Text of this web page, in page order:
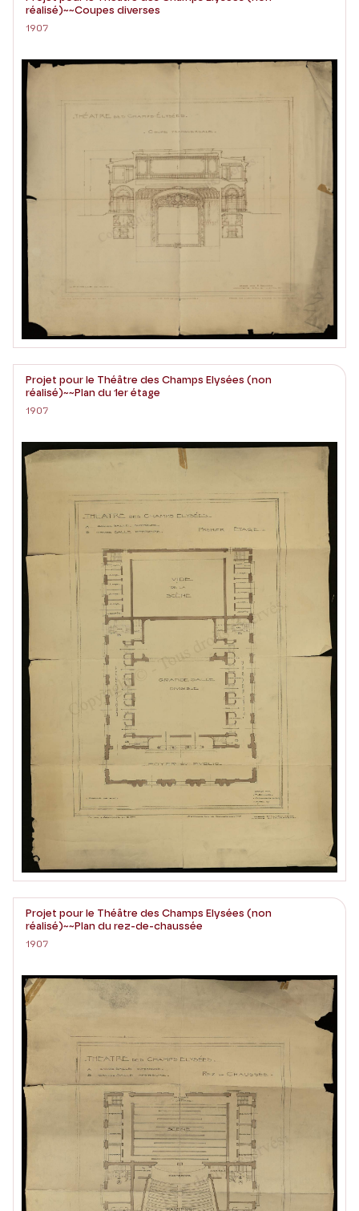
réalisé)~~Coupes diverses
1907
Projet pour le Théâtre des Champs Elysées (non
réalisé)~~Plan du 1er étage
1907
Projet pour le Théâtre des Champs Elysées (non
réalisé)~~Plan du rez-de-chaussée
1907